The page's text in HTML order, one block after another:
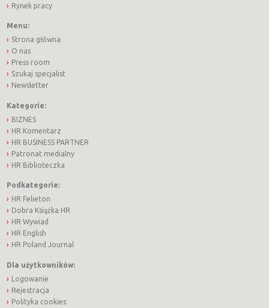
Rynek pracy
Menu:
Strona główna
O nas
Press room
Szukaj specjalist
Newsletter
Kategorie:
BIZNES
HR Komentarz
HR BUSINESS PARTNER
Patronat medialny
HR Biblioteczka
Podkategorie:
HR Felieton
Dobra Książka HR
HR Wywiad
HR English
HR Poland Journal
Dla użytkowników:
Logowanie
Rejestracja
Polityka cookies